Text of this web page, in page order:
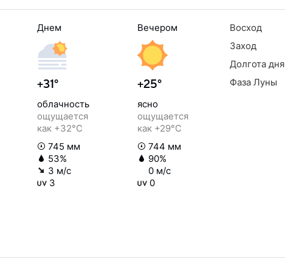
Днем
+31°
облачность
ощущается
как +32°C
745 мм
53%
3 м/с
3
Вечером
+25°
ясно
ощущается
как +29°C
744 мм
90%
0 м/с
0
Восход
Заход
Долгота дня
Фаза Луны